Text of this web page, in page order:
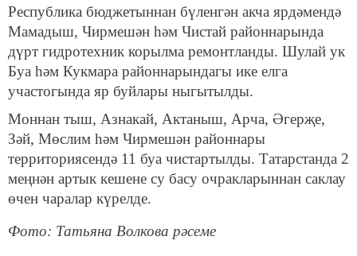
Республика бюджетыннан бүленгән акча ярдәмендә
Мамадыш, Чирмешән һәм Чистай районнарында
дүрт гидротехник корылма ремонтланды. Шулай ук
Буа һәм Кукмара районнарындагы ике елга
участогында яр буйлары ныгытылды.
Моннан тыш, Азнакай, Актаныш, Арча, Әгерҗе,
Зәй, Мөслим һәм Чирмешән районнары
территориясендә 11 буа чистартылды. Татарстанда 2
меңнән артык кешене су басу очракларыннан саклау
өчен чаралар күрелде.
Фото: Татьяна Волкова рәсеме